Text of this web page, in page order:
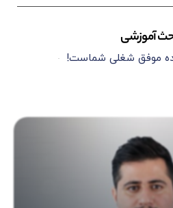
آموزشی
موفق شغلی شماست!